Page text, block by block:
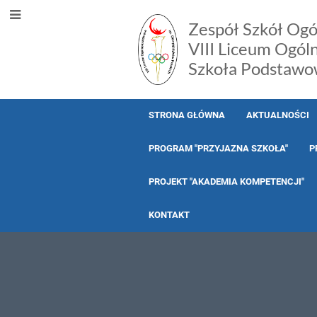
Zespół Szkół
VIII Liceum
Szkoła
STRONA GŁÓWNA AKTUALNOŚCI
PROGRAM "PRZYJAZNA SZKOŁA"
PROJEKT "AKADEMIA KOMPETENCJI"
KONTAKT